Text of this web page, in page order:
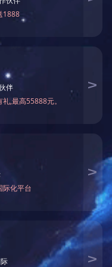
愿者们面带微笑，礼貌地向
妥善收集垃圾，到目的地后
的行为不仅影响道路美观，
解材料制作环保垃圾袋，印
贴心，以后车上垃圾有地方
服务，让“文明出行”成为
风景线。（钱梦颖）